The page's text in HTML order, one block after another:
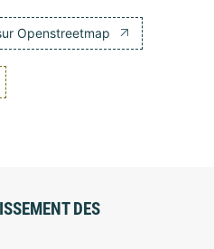
Openstreetmap
DES